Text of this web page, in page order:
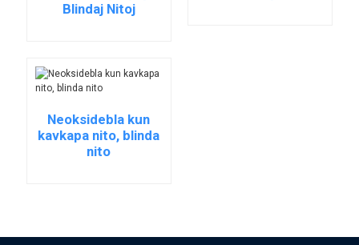
Blindaj Nitoj
Neoksidebla kun
kavkapa nito, blinda
nito